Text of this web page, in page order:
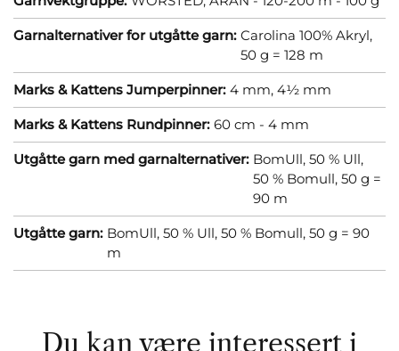
Garnalternativer for utgåtte garn: Carolina 100% Akryl,
50 g = 128 m
Marks & Kattens Jumperpinner: 4 mm, 4½ mm
Marks & Kattens Rundpinner: 60 cm - 4 mm
Utgåtte garn med garnalternativer: BomUll, 50 % Ull,
50 % Bomull, 50 g =
90 m
Utgåtte garn: BomUll, 50 % Ull, 50 % Bomull, 50 g = 90
m
Du kan være interessert i